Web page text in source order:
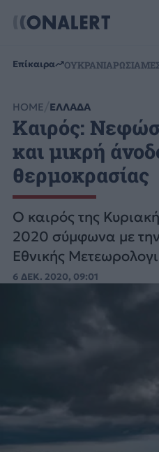
Επίκαιρα ΟΥΚΡΑΝΙΑΡΩΣΙΑ
HOME ΕΛΛΑΔΑ
Καιρός:
και μικρή
θερμοκρασίας
Ο καιρός της
2020 σύμφωνα με
Εθνικής
6 ΔΕΚ. 2020, 09:01